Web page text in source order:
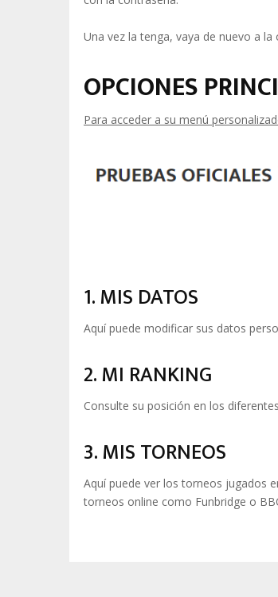
Una vez la tenga, vaya de nuevo a
OPCIONES
Para acceder a su menú
1. MIS DATOS
Aquí puede modificar sus datos
2. MI RANKING
Consulte su posición en los
3. MIS TORNEOS
Aquí puede ver los torneos jugados
torneos online como Funbridge o